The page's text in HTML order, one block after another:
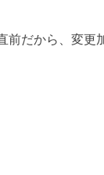
前だから、変更